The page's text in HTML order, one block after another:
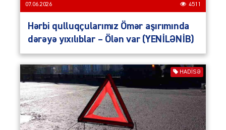
07.06.2026 4511
Hərbi qulluqçularımız Ömər aşırımında
dərəyə yıxılıblar – Ölən var (YENİLƏNİB)
HADISƏ